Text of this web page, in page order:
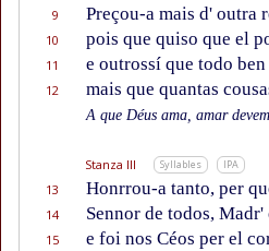
9 Preçou-a mais d' outra
10
pois que quiso que el
11
e outrossí que todo ben
12
mais que quantas
A que Déus ama, amar
Stanza III Syllables IPA
13 Honrrou-a tanto, per
14
Sennor de todos, Madr'
15
e foi nos Céos per el